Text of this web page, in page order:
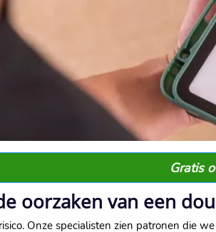
Gratis
oorzaken van een
Onze specialisten zien patronen die